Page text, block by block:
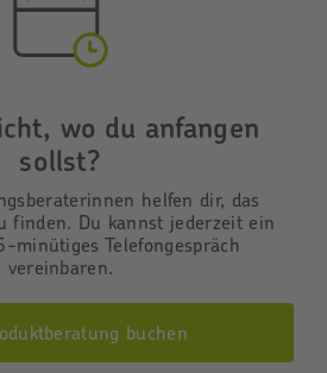
wo du anfangen
sollst?
helfen dir, das
finden. Du kannst jederzeit ein
minütiges Telefongespräch
vereinbaren.
buchen